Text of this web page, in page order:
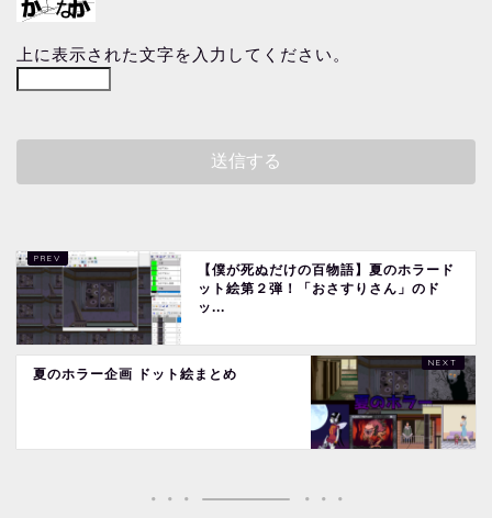
上に表示された文字を入力してください。
【僕が死ぬだけの百物語】夏のホラード
ット絵第２弾！「おさすりさん」のド
ッ...
夏のホラー企画 ドット絵まとめ